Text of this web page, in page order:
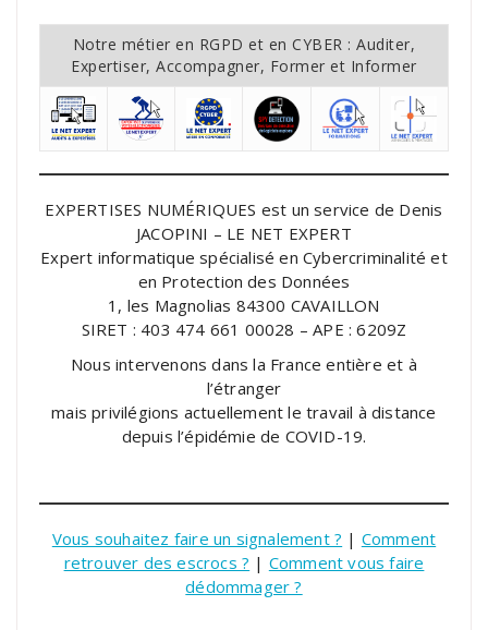
Notre métier en RGPD et en CYBER : Auditer,
Expertiser, Accompagner, Former et Informer
EXPERTISES NUMÉRIQUES est un service de Denis
JACOPINI – LE NET EXPERT
Expert informatique spécialisé en Cybercriminalité et
en Protection des Données
1, les Magnolias 84300 CAVAILLON
SIRET : 403 474 661 00028 – APE : 6209Z
Nous intervenons dans la France entière et à
l’étranger
mais privilégions actuellement le travail à distance
depuis l’épidémie de COVID-19.
Vous souhaitez faire un signalement ? | Comment
retrouver des escrocs ? | Comment vous faire
dédommager ?